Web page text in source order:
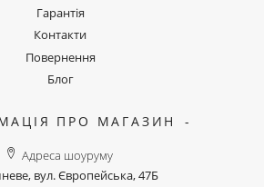
Гарантія
Контакти
Повернення
Блог
ПРО МАГАЗИН
Адреса шоуруму
вул. Європейська, 47Б